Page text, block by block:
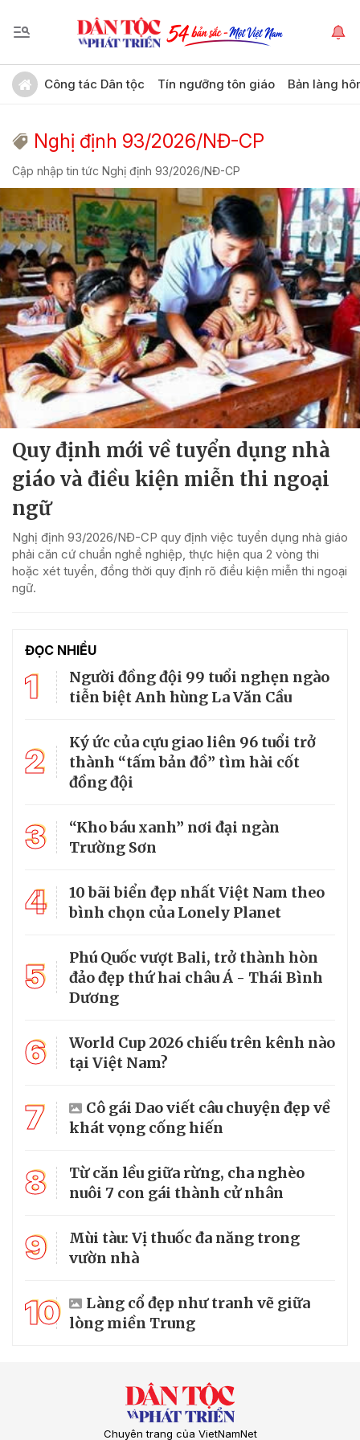
Công tác Dân tộc Tín ngưỡng tôn giáo Bản làng
Nghị định 93/2026/NĐ-CP
Cập nhập tin tức Nghị định 93/2026/NĐ-CP
Quy định mới về tuyển dụng nhà
giáo và điều kiện miễn thi ngoại
ngữ
Nghị định 93/2026/NĐ-CP quy định việc tuyển dụng nhà giáo
phải căn cứ chuẩn nghề nghiệp, thực hiện qua 2 vòng thi
hoặc xét tuyển, đồng thời quy định rõ điều kiện miễn thi ngoại
ngữ.
ĐỌC NHIỀU
1
Người đồng đội 99 tuổi nghẹn ngào
tiễn biệt Anh hùng La Văn Cầu
2
Ký ức của cựu giao liên 96 tuổi trở
thành “tấm bản đồ” tìm hài cốt
đồng đội
3
“Kho báu xanh” nơi đại ngàn
Trường Sơn
4
10 bãi biển đẹp nhất Việt Nam theo
bình chọn của Lonely Planet
5
Phú Quốc vượt Bali, trở thành hòn
đảo đẹp thứ hai châu Á - Thái Bình
Dương
6
World Cup 2026 chiếu trên kênh nào
tại Việt Nam?
7
Cô gái Dao viết câu chuyện đẹp về
khát vọng cống hiến
8
Từ căn lều giữa rừng, cha nghèo
nuôi 7 con gái thành cử nhân
9
Mùi tàu: Vị thuốc đa năng trong
vườn nhà
10
Làng cổ đẹp như tranh vẽ giữa
lòng miền Trung
Chuyên trang của VietNamNet